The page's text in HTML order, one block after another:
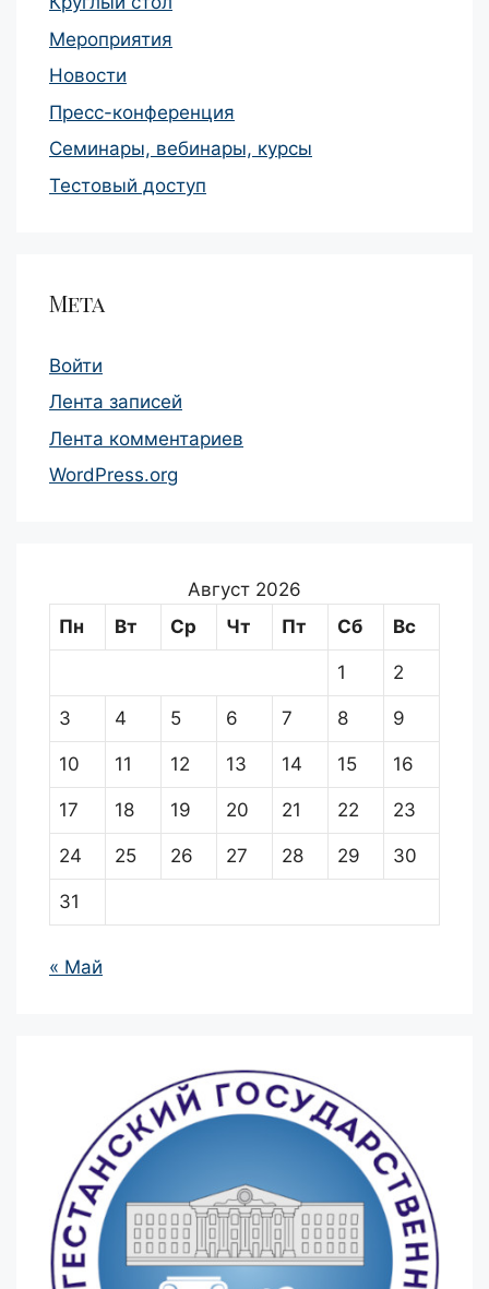
Мероприятия
Новости
Пресс-конференция
Семинары, вебинары, курсы
Тестовый доступ
Мета
Войти
Лента записей
Лента комментариев
WordPress.org
Август 2026
Пн
Вт Ср Чт Пт Сб Вс
1 2
3 4 5 6 7 8 9
10 11 12 13 14 15 16
17 18 19 20 21 22 23
24 25 26 27 28 29 30
31
« Май